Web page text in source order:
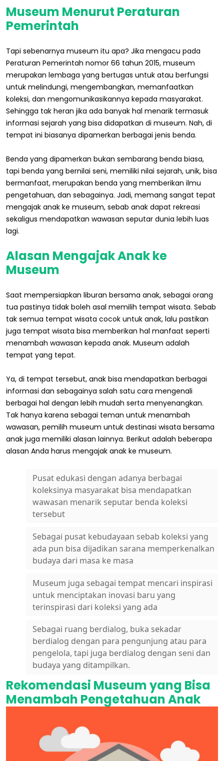
Museum Menurut Peraturan
Pemerintah
Tapi sebenarnya museum itu apa? Jika mengacu pada
Peraturan Pemerintah nomor 66 tahun 2015, museum
merupakan lembaga yang bertugas untuk atau berfungsi
untuk melindungi, mengembangkan, memanfaatkan
koleksi, dan mengomunikasikannya kepada masyarakat.
Sehingga tak heran jika ada banyak hal menarik termasuk
informasi sejarah yang bisa didapatkan di museum. Nah, di
tempat ini biasanya dipamerkan berbagai jenis benda.
Benda yang dipamerkan bukan sembarang benda biasa,
tapi benda yang bernilai seni, memiliki nilai sejarah, unik, bisa
bermanfaat, merupakan benda yang memberikan ilmu
pengetahuan, dan sebagainya. Jadi, memang sangat tepat
mengajak anak ke museum, sebab anak dapat rekreasi
sekaligus mendapatkan wawasan seputar dunia lebih luas
lagi.
Alasan Mengajak Anak ke
Museum
Saat mempersiapkan liburan bersama anak, sebagai orang
tua pastinya tidak boleh asal memilih tempat wisata. Sebab
tak semua tempat wisata cocok untuk anak, lalu pastikan
juga tempat wisata bisa memberikan hal manfaat seperti
menambah wawasan kepada anak. Museum adalah
tempat yang tepat.
Ya, di tempat tersebut, anak bisa mendapatkan berbagai
informasi dan sebagainya salah satu cara mengenali
berbagai hal dengan lebih mudah serta menyenangkan.
Tak hanya karena sebagai teman untuk menambah
wawasan, pemilih museum untuk destinasi wisata bersama
anak juga memiliki alasan lainnya. Berikut adalah beberapa
alasan Anda harus mengajak anak ke museum.
Pusat edukasi dengan adanya berbagai
koleksinya masyarakat bisa mendapatkan
wawasan menarik seputar benda koleksi
tersebut
Sebagai pusat kebudayaan sebab koleksi yang
ada pun bisa dijadikan sarana memperkenalkan
budaya dari masa ke masa
Museum juga sebagai tempat mencari inspirasi
untuk menciptakan inovasi baru yang
terinspirasi dari koleksi yang ada
Sebagai ruang berdialog, buka sekadar
berdialog dengan para pengunjung atau para
pengelola, tapi juga berdialog dengan seni dan
budaya yang ditampilkan.
Rekomendasi Museum yang Bisa
Menambah Pengetahuan Anak